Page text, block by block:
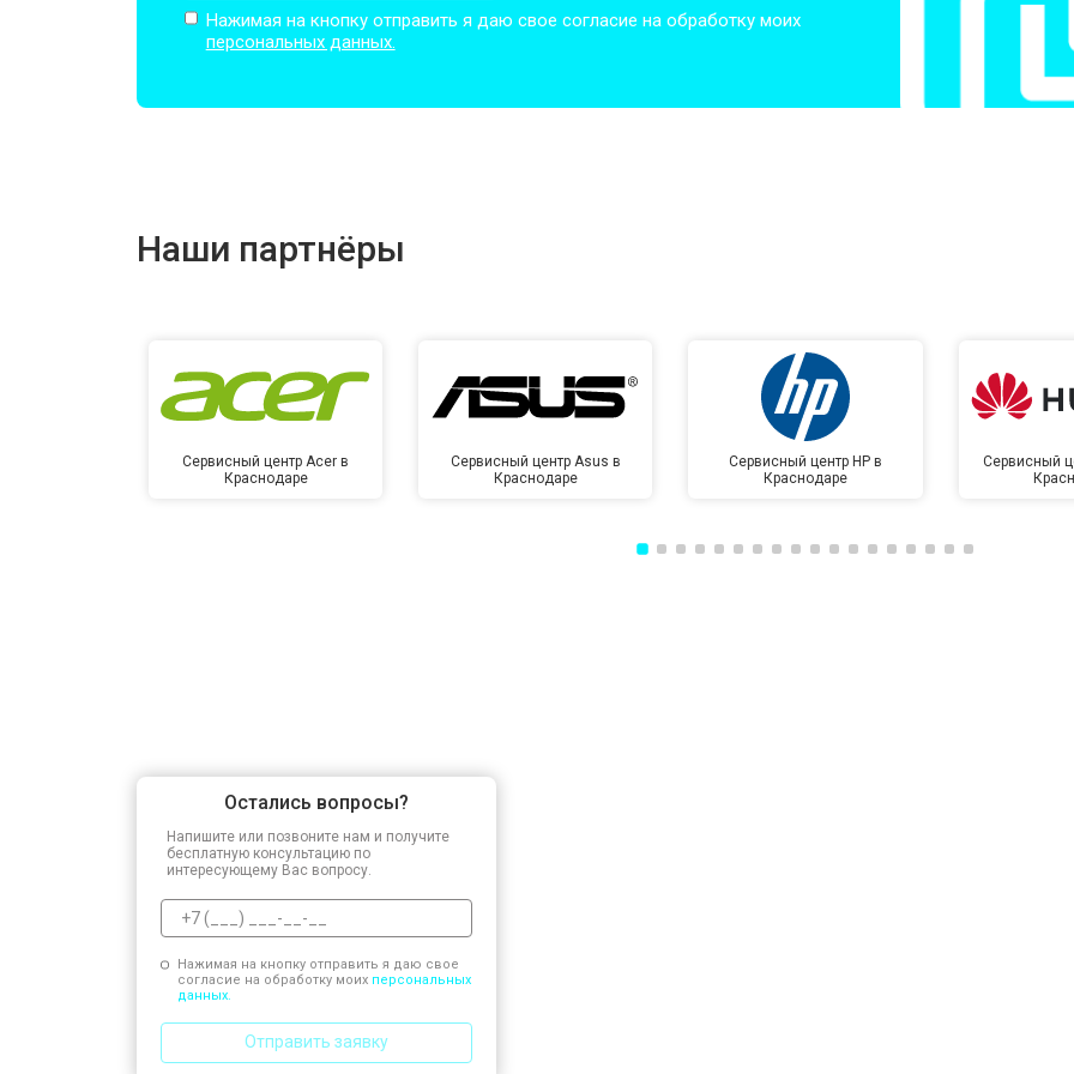
Замена северного моста
Нажимая на кнопку отправить я даю свое согласие на обработку моих
персональных данных.
Наши партнёры
Сервисный центр Acer в
Краснодаре
Сервисный центр Asus в
Краснодаре
Сервисный центр HP в
Краснодаре
Сервисный
Остались вопросы?
Напишите или позвоните нам и получите
бесплатную консультацию по
интересующему Вас вопросу.
Нажимая на кнопку отправить я даю свое
согласие на обработку моих персональных
данных.
Отправить заявку